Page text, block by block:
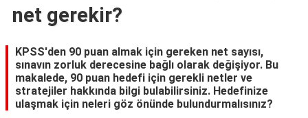
net gerekir?
KPSS'den 90 puan almak için gereken net sayısı,
sınavın zorluk derecesine bağlı olarak değişiyor. Bu
makalede, 90 puan hedefi için gerekli netler ve
stratejiler hakkında bilgi bulabilirsiniz. Hedefinize
ulaşmak için neleri göz önünde bulundurmalısınız?